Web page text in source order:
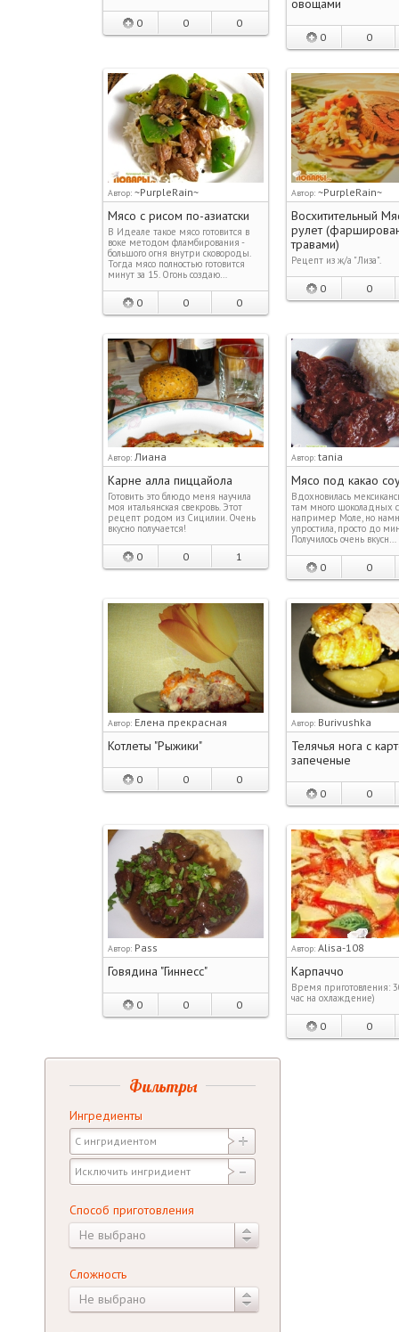
0 0 0
овощами
0 0
Автор: ~PurpleRain~
Мясо с рисом по-азиатски
В Идеале такое мясо готовится в
воке методом фламбирования -
большого огня внутри сковороды.
Тогда мясо полностью готовится
минут за 15. Огонь создаю…
0 0 0
Автор: ~PurpleRain~
Восхитительный
рулет
травами)
Рецепт из ж/а "Лиза".
0 0
Автор: Лиана
Карне алла пиццайола
Готовить это блюдо меня научила
моя итальянская свекровь. Этот
рецепт родом из Сицилии. Очень
вкусно получается!
0 0 1
Автор: tania
Мясо под какао
Вдохновилась
там много шоколадных
например Моле, но
упростила, просто до
Получилось очень вкусн…
0 0
Автор: Елена прекрасная
Котлеты "Рыжики"
0 0 0
Автор: Burivushka
Телячья нога с
запеченые
0 0
Автор: Pass
Говядина "Гиннесс"
0 0 0
Автор: Alisa-108
Карпаччо
Время приготовления:
час на охлаждение)
0 0
Фильтры
Ингредиенты
Способ приготовления
Не выбрано
Сложность
Не выбрано